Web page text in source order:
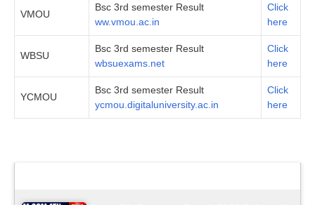
VMOU
Bsc 3rd semester Result
ww.vmou.ac.in
Click
here
WBSU
Bsc 3rd semester Result
wbsuexams.net
Click
here
YCMOU
Bsc 3rd semester Result
ycmou.digitaluniversity.ac.in
Click
here